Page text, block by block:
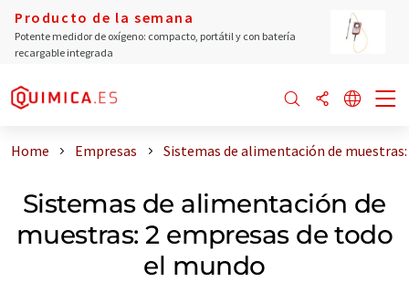
Producto de la semana
Potente medidor de oxígeno: compacto, portátil y con batería
recargable integrada
Home Empresas Sistemas de alimentación de
Sistemas de alimentación de
muestras: 2 empresas de todo
el mundo